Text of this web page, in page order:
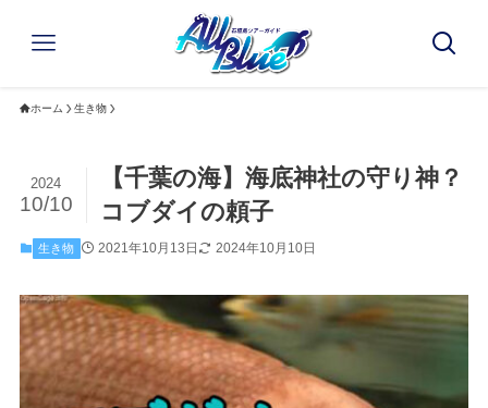
ホーム 生き物
【千葉の海】海底神社の守り神？
コブダイの頼子
2024
10/10
生き物 2021年10月13日 2024年10月10日